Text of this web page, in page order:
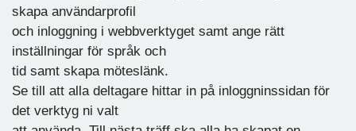
skapa användarprofil
och inloggning i webbverktyget samt ange rätt
inställningar för språk och
tid samt skapa möteslänk.
Se till att alla deltagare hittar in på inloggninssidan för
det verktyg ni valt